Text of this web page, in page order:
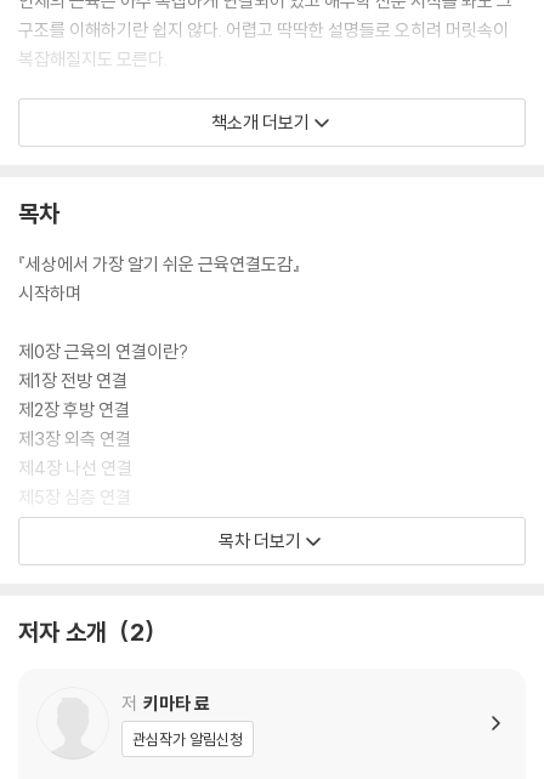
구조를 이해하기란 쉽지 않다. 어렵고 딱딱한 설명들로 오히려 머릿속이
복잡해질지도 모른다.
[도서] 세상에서 가장 알기 쉬운 근육연결도감 : 셀프케어편 : 머리부터 발
끝까지 근막 케어 가이드!
운동/의학 관계자들에게 극찬을 받은 화제의 근육연결도감 후속편
간단 명료한 일러스트로 많은 이들에게 사랑받으며 건강 분야 베스트셀러
장 알기 쉬운 근육연결도감: 셀프케어편』이 출간되었다. 전작에서 온몸의
근육과 연결에 대해 해부학적으로 자세히 설명했다면, 이번에는 근막의 기
능을 스스로 개선하고 관리할 수 있는 쉽고 효과적인 방법을 담았다.
전작 『세상에서 가장 알기 쉬운 근육연결도감』은 일본에서 출간 즉시 아마
존 분야 1위 및 종합 베스트셀러에 오르며 화제를 모은 도서로 현역 스트레
칭 트레이너로 일하는 저자가 직접 그린 일러스트를 통해 근육의 연동과
책소개 더보기
목차
『세상에서 가장 알기 쉬운 근육연결도감』
시작하며
제0장 근육의 연결이란?
제1장 전방 연결
제2장 후방 연결
제3장 외측 연결
제4장 나선 연결
제5장 심층 연결
제6장 운동 연결
제10장 엉덩이의 연결
제12장 어깨·팔의 연결
제13장 체간의 연결
제14장 연결의 개선 힌트
목차 더보기
저자 소개 2
저 키마타 료
관심작가 알림신청